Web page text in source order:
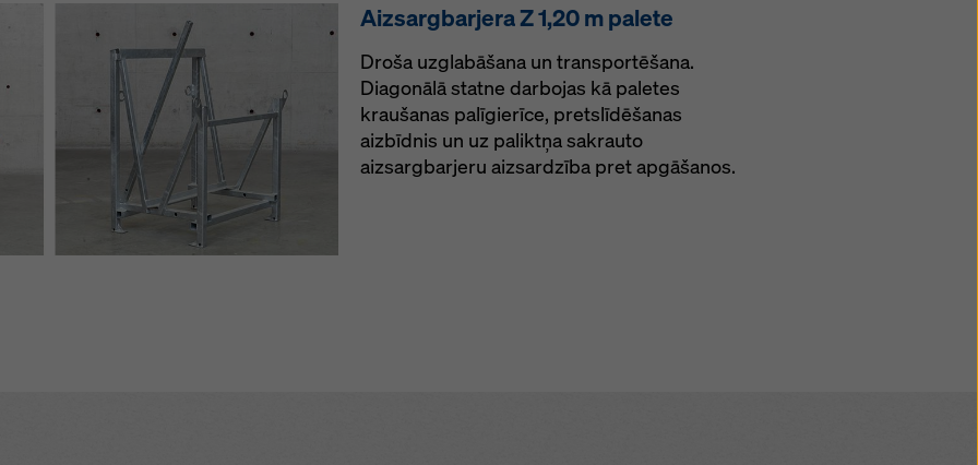
Aizsargbarjera Z 1,20 m palete
Droša uzglabāšana un transportēšana.
Diagonālā statne darbojas kā paletes
kraušanas palīgierīce, pretslīdēšanas
aizbīdnis un uz paliktņa sakrauto
aizsargbarjeru aizsardzība pret apgāšanos.